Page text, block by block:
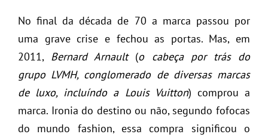
No final da década de 70 a marca passou por
uma grave crise e fechou as portas. Mas, em
2011, Bernard Arnault(o cabeça por trás do
grupo LVMH, conglomerado de diversas marcas
de luxo, incluíndo a Louis Vuitton) comprou a
marca. Ironia do destino ou não, segundo fofocas
do mundo fashion, essa compra significou o